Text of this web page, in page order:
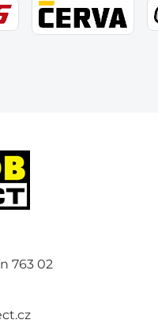
763 02